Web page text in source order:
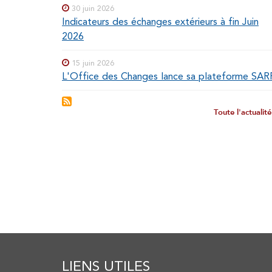
30 juin 2026
Indicateurs des échanges extérieurs à fin Juin
2026
15 juin 2026
L'Office des Changes lance sa plateforme
Toute
LIENS UTILES